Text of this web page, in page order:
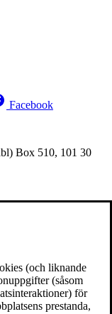
Facebook
Box 510, 101 30
(och liknande
(såsom
för
prestanda,